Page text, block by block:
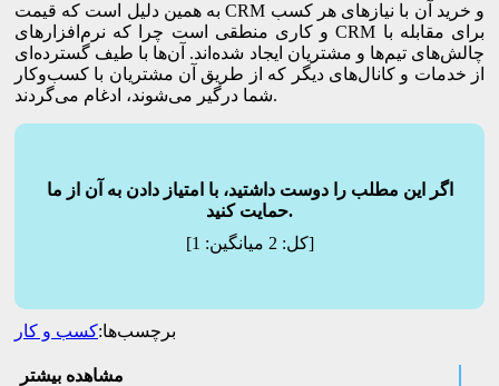
به همین دلیل است که قیمت CRM و خرید آن با نیازهای هر کسب
و کاری منطقی است چرا که نرم‌افزارهای CRM برای مقابله با
چالش‌های تیم‌ها و مشتریان ایجاد شده‌اند. آن‌ها با طیف گسترده‌ای
از خدمات و کانال‌های دیگر که از طریق آن مشتریان با کسب‌وکار
شما درگیر می‌شوند، ادغام می‌گردند.
اگر این مطلب را دوست داشتید، با امتیاز دادن به آن از ما
حمایت کنید.
[کل: 2 میانگین: 1 ]
برچسب‌ها:کسب و کار
مشاهده بیشتر